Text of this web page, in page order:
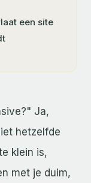
een site
Ja,
hetzelfde
klein is,
met je duim,